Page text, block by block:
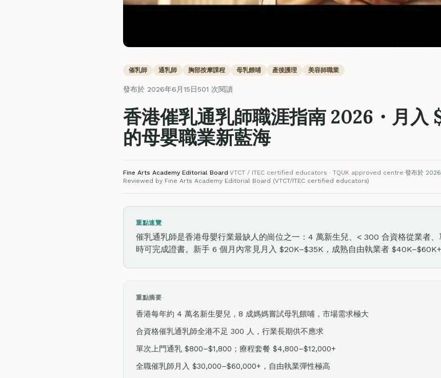
催乳師 通乳師 胸部按摩課程 母乳餵哺 產後護理 美容師職業
發布於 2026年6月15日501 次閱讀
香港催乳通乳師職涯指南 2026・月入
的母嬰職業新藍海
Fine Arts Academy Editorial Board·VTCT / ITEC certified educators · TQUK approved centre·發布於 2026
Reviewed by Fine Arts Academy Editorial Board (VTCT/ITEC certified educators)
重點速覽
催乳通乳師是香港母嬰行業最缺人的崗位之一：4 萬新生兒、< 300 合資格從業者
時可完成證書。新手 6 個月內常見月入 $20K–$35K，成熟自由執業者 $40K–$60K+
重點摘要
香港每年約 4 萬名新生嬰兒，8 成媽媽嘗試母乳餵哺，市場需求極大
合資格催乳通乳師全港不足 300 人，行業長期供不應求
單次上門通乳 $800–$1,800；療程套餐 $4,800–$12,000+
全職催乳師月入 $30,000–$60,000+，自由執業彈性極高